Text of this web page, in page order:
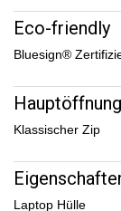
Eco-friendly
Bluesign®
Hauptöffnung
Klassischer Zip
Laptop Hülle